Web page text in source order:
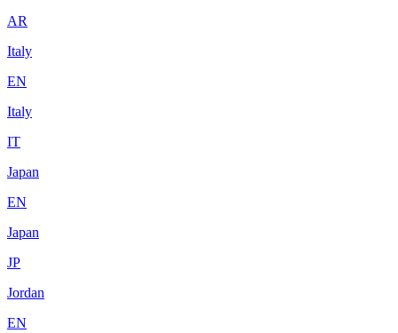
AR
Italy
EN
Italy
IT
Japan
EN
Japan
JP
Jordan
EN